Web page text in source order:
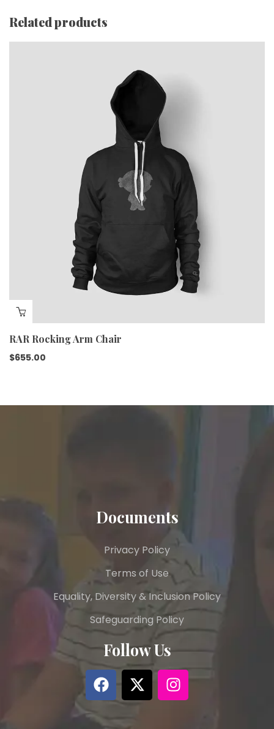
Related products
RAR Rocking Arm Chair
$655.00
Documents
Privacy Policy
Terms of Use
Equality, Diversity & Inclusion Policy
Safeguarding Policy
Follow Us